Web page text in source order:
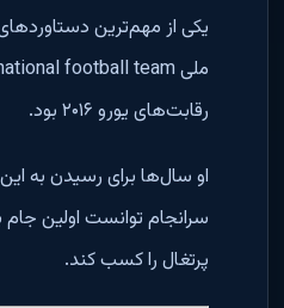
یکی از مهم‌ترین دستاوردهای
رقابت‌های یورو ۲۰۱۶ بود.
او سال‌ها برای رسیدن به
سرانجام توانست اولین جام
پرتغال را کسب کند.